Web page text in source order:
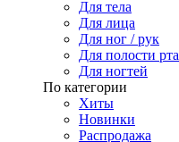
Для тела
Для лица
Для ног / рук
Для полости рта
Для ногтей
По категории
Хиты
Новинки
Распродажа